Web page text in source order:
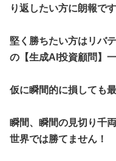
り返したい方に朗報です
堅く勝ちたい方はリバ
の【生成AI投資顧問】一
仮に瞬間的に損しても
瞬間、瞬間の見切り千
世界では勝てません！